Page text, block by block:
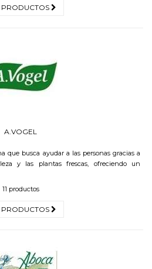
PRODUCTOS
A.VOGEL
que busca ayudar a las personas gracias a
y las plantas frescas, ofreciendo un
11 productos
PRODUCTOS